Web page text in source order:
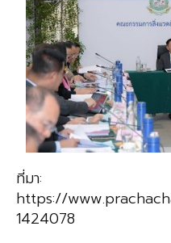
ที่มา:
https://
1424078